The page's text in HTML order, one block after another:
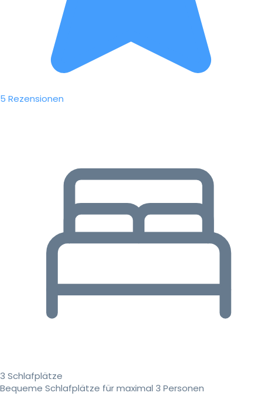
5 Rezensionen
3 Schlafplätze
Bequeme Schlafplätze für maximal 3 Personen